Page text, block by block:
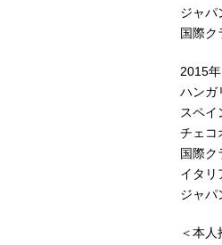
ジャパ
国際ク
2015年
ハンガ
スペイ
チェコ
国際ク
イタリ
ジャパ
＜本人